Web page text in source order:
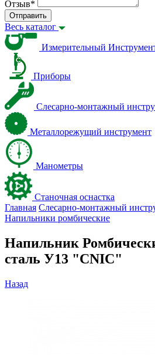
Отзыв*
Отправить
Весь каталог
Измерительный
Приборы
Слесарно-монтажный
Металлорежущий инструмент
Манометры
Станочная оснастка
Главная Слесарно-монтажный
Напильники ромбические
Напильник
сталь У13 "CNIC"
Назад